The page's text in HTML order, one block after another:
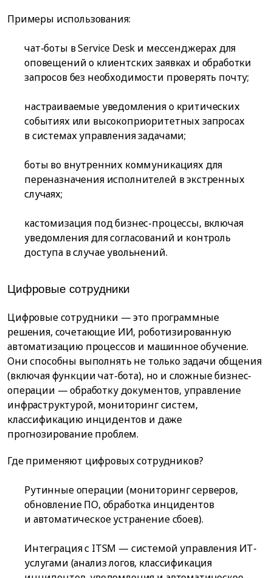
Примеры использования:
чат-боты в Service Desk и мессенджерах для
оповещений о клиентских заявках и обработки
запросов без необходимости проверять почту;
настраиваемые уведомления о критических
событиях или высокоприоритетных запросах
в системах управления задачами;
боты во внутренних коммуникациях для
переназначения исполнителей в экстренных
случаях;
кастомизация под бизнес-процессы, включая
уведомления для согласований и контроль
доступа в случае увольнений.
Цифровые сотрудники
Цифровые сотрудники — это программные
решения, сочетающие ИИ, роботизированную
автоматизацию процессов и машинное обучение.
Они способны выполнять не только задачи общения
(включая функции чат-бота), но и сложные бизнес-
операции — обработку документов, управление
инфраструктурой, мониторинг систем,
классификацию инцидентов и даже
прогнозирование проблем.
Где применяют цифровых сотрудников?
Рутинные операции (мониторинг серверов,
обновление ПО, обработка инцидентов
и автоматическое устранение сбоев).
Интеграция с ITSM — системой управления ИТ-
услугами (анализ логов, классификация